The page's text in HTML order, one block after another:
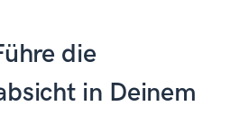
die
in Deinem